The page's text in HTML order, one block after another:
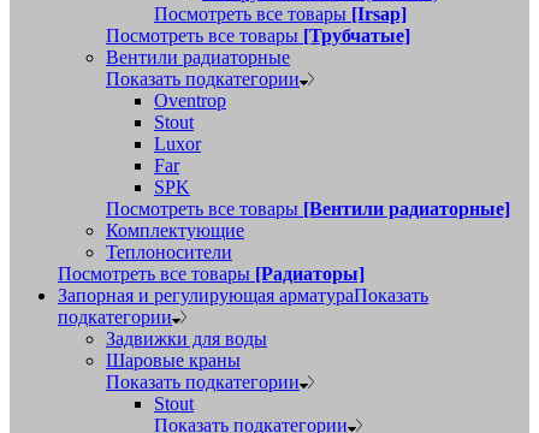
Посмотреть все товары [Irsap]
Посмотреть все товары [Трубчатые]
Вентили радиаторные
Показать подкатегории
Oventrop
Stout
Luxor
Far
SPK
Посмотреть все товары [Вентили радиаторные]
Комплектующие
Теплоносители
Посмотреть все товары [Радиаторы]
Запорная и регулирующая арматураПоказать
подкатегории
Задвижки для воды
Шаровые краны
Показать подкатегории
Stout
Показать подкатегории